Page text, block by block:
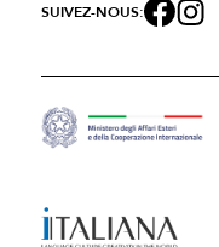
SUIVEZ-NOUS: